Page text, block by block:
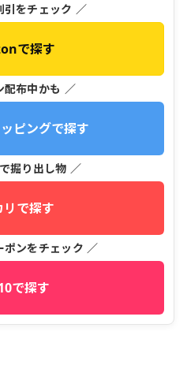
引をチェック ／
で探す
配布中かも ／
ピングで探す
掘り出し物 ／
リで探す
ポンをチェック ／
で探す